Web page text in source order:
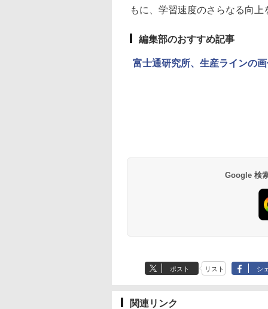
もに、学習速度のさらなる向上
編集部のおすすめ記事
富士通研究所、生産ラインの
Google 検
ポスト リスト シ
関連リンク